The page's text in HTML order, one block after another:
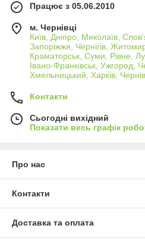
Працює з 05.06.2010
м. Чернівці
Київ, Дніпро, Миколаїв,
Запоріжжя, Чернігів,
Краматорськ, Суми, Рівне,
Івано-Франківськ, Ужгород,
Хмельницький, Харків,
Контакти
Сьогодні вихідний
Показати весь графік
Про нас
Контакти
Доставка та оплата